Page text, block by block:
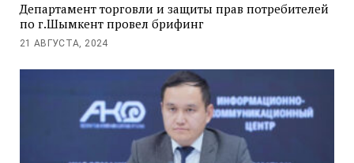
Департамент торговли и защиты прав потребителей
по г.Шымкент провел брифинг
21 АВГУСТА, 2024